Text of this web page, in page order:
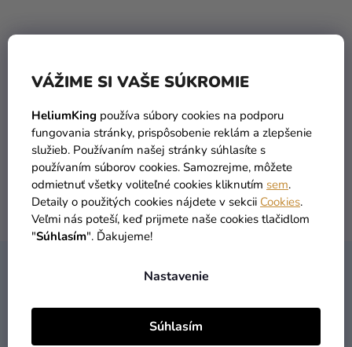
VÁŽIME SI VAŠE SÚKROMIE
HeliumKing používa súbory cookies na podporu
fungovania stránky, prispôsobenie reklám a zlepšenie
služieb. Používaním našej stránky súhlasíte s
používaním súborov cookies. Samozrejme, môžete
odmietnuť všetky voliteľné cookies kliknutím sem.
Detaily o použitých cookies nájdete v sekcii Cookies.
Veľmi nás poteší, keď prijmete naše cookies tlačidlom
"Súhlasím". Ďakujeme!
Nastavenie
Súhlasím
Sviatky
potreby
Personalizované
produkty
Témy
Výpredaj
O
nás
TOVAR SKLADOM
viac ako 30 000 produktov
DOPRAVA ZADARMO
už od 49 Eur
DORUČENIE DO 1 DŇA
po objednaní
VRÁTENIA TOVARU
máme zadarmo